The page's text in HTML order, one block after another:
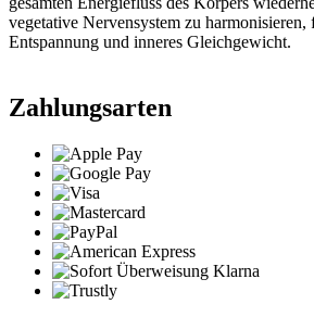
vegetative Nervensystem zu harmonisieren,
Entspannung und inneres Gleichgewicht.
Zahlungsarten